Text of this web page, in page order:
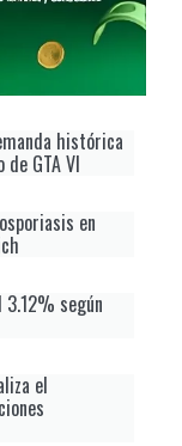
histórica
GTA VI
en
3.12% según
el